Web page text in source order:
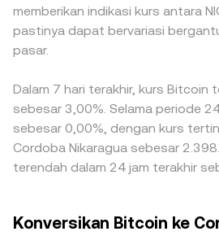
memberikan indikasi kurs antara
pastinya dapat bervariasi
pasar.
Dalam 7 hari terakhir, kurs Bitcoin
sebesar 3,00%. Selama periode
sebesar 0,00%, dengan kurs
Cordoba Nikaragua sebesar
terendah dalam 24 jam terakhir
Konversikan Bitcoin ke